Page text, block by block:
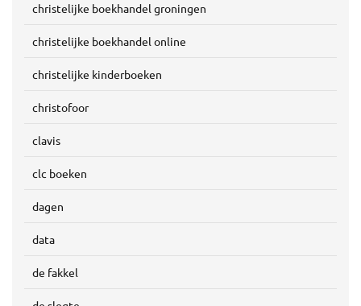
christelijke boekhandel groningen
christelijke boekhandel online
christelijke kinderboeken
christofoor
clavis
clc boeken
dagen
data
de fakkel